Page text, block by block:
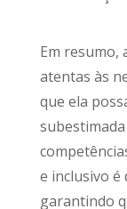
Em resumo,
atentas às
que ela
e inclusivo é
garantindo